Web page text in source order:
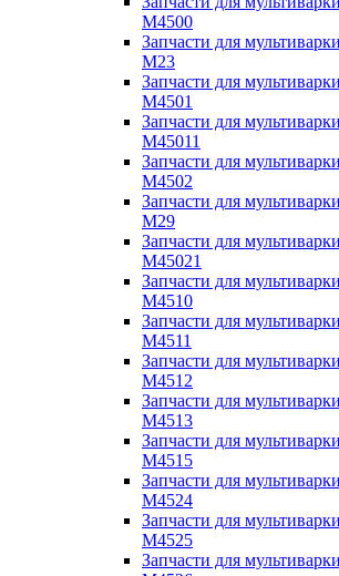
M4500
Запчасти для
M23
Запчасти для
M4501
Запчасти для
M45011
Запчасти для
M4502
Запчасти для
M29
Запчасти для
M45021
Запчасти для
M4510
Запчасти для
M4511
Запчасти для
M4512
Запчасти для
M4513
Запчасти для
M4515
Запчасти для
M4524
Запчасти для
M4525
Запчасти для